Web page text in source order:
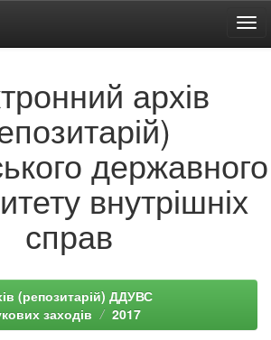
архів
державного
внутрішніх
справ
(репозитарій) ДДУВС
заходів
2017